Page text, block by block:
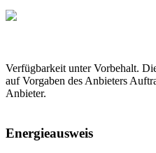
Verfügbarkeit unter Vorbehalt.
auf Vorgaben des Anbieters
Anbieter.
Energieausweis